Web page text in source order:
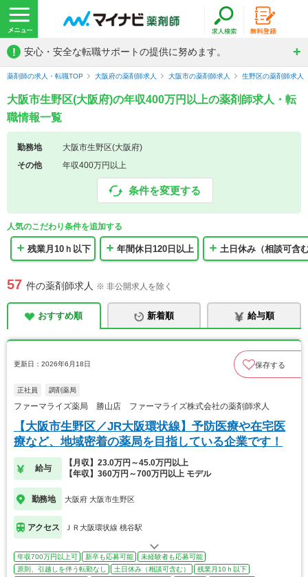
! 安心・安全な転職サポートの提供に努めます。
薬剤師の求人・転職TOP 大阪府の薬剤師求人 大阪市の薬剤師求人 生野区の薬剤師求人
大阪市生野区(大阪府)の年収400万円以上の薬剤師求人・転
職情報一覧
勤務地
大阪市生野区(大阪府)
その他
年収400万円以上
条件を変更する
人気のこだわり条件を追加する
残業月10ｈ以下 年間休日120日以上 土日休み（相談可含
57 件の薬剤師求人 ※ 非公開求人を除く
おすすめ順 新着順 給与順
更新日：2026年6月18日 保存する
正社員 調剤薬局
ファーマライズ薬局 勝山店 ファーマライズ株式会社の薬剤師求人
【大阪市生野区／JR大阪環状線】予防医療や在宅医
療など、地域密着の薬局を目指している企業です！
給与
【月収】23.0万円～45.0万円以上
【年収】360万円～700万円以上 モデル
勤務地 大阪府 大阪市生野区
アクセス ＪＲ大阪環状線 桃谷駅
年収700万円以上可 新卒も応募可能
未経験者も応募可能
原則、引越しを伴う転勤なし
土日休み（相談可含む）
残業月10ｈ以下